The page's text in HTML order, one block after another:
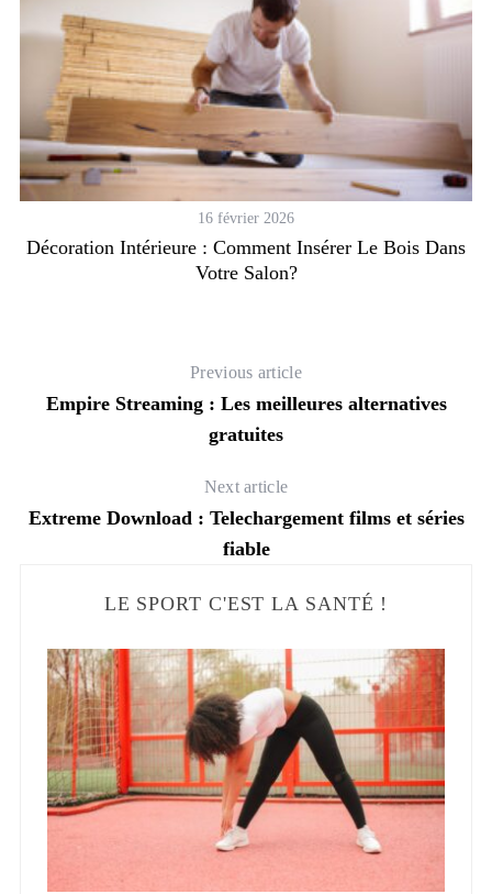
16 février 2026
Décoration Intérieure : Comment Insérer Le Bois Dans
Votre Salon?
Previous article
Empire Streaming : Les meilleures alternatives
gratuites
Next article
Extreme Download : Telechargement films et séries
fiable
LE SPORT C'EST LA SANTÉ !